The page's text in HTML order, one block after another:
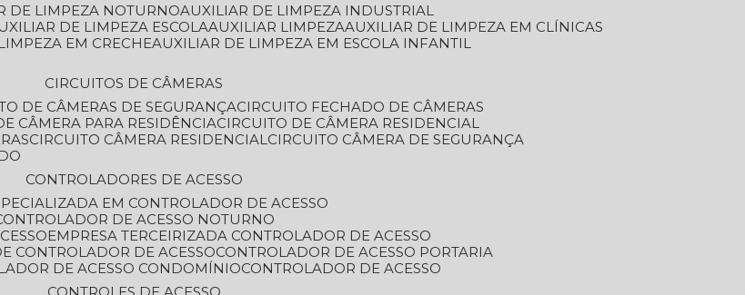
DE LIMPEZA NOTURNO
AUXILIAR DE LIMPEZA INDUSTRIAL
AUXILIAR DE LIMPEZA ESCOLA AUXILIAR LIMPEZA
AUXILIAR DE LIMPEZA EM CLÍNICAS
EM CRECHE
AUXILIAR DE LIMPEZA EM ESCOLA INFANTIL
CIRCUITOS DE CÂMERAS
DE CÂMERAS DE SEGURANÇA
CIRCUITO FECHADO DE CÂMERAS
CÂMERA PARA RESIDÊNCIA
CIRCUITO DE CÂMERA RESIDENCIAL
CIRCUITO CÂMERA RESIDENCIAL
CIRCUITO CÂMERA DE SEGURANÇA
CONTROLADORES DE ACESSO
EM CONTROLADOR DE ACESSO
CONTROLADOR DE ACESSO NOTURNO
EMPRESA TERCEIRIZADA CONTROLADOR DE ACESSO
CONTROLADOR DE ACESSO
CONTROLADOR DE ACESSO PORTARIA
DE ACESSO CONDOMÍNIO
CONTROLADOR DE ACESSO